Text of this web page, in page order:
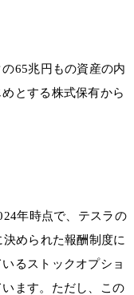
65兆円もの資産の内
とする株式保有から
年時点で、テスラの
められた報酬制度に
るストックオプショ
ます。ただし、この